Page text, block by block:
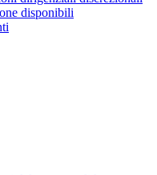
disponibili